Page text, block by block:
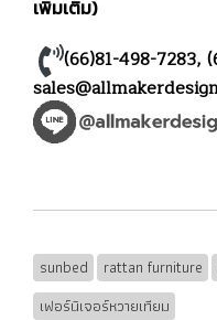
เพิ่มเติม)
(66)81-498-7283,
sunbed rattan furniture
เฟอร์นิเจอร์หวายเทียม